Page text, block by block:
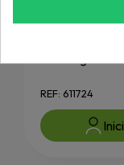
Amortiguador
REF: 611724